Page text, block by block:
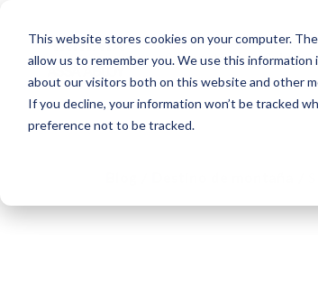
This website stores cookies on your computer.
allow us to remember you. We use this
about our visitors both on this website and other
If you decline, your information won’t be tracked
preference not to be tracked.
Segmentos